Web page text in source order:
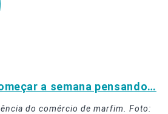
a semana pensando…
do comércio de marfim. Foto: